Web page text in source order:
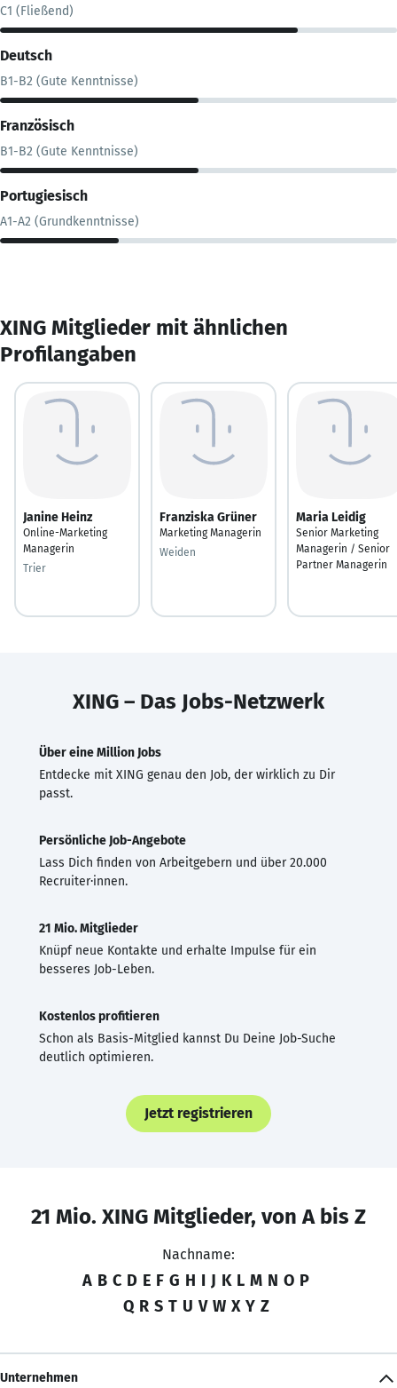
C1 (Fließend)
Deutsch
B1-B2 (Gute Kenntnisse)
Französisch
B1-B2 (Gute Kenntnisse)
Portugiesisch
A1-A2 (Grundkenntnisse)
XING Mitglieder mit ähnlichen
Profilangaben
Janine Heinz
Online-Marketing
Managerin
Trier
Franziska Grüner
Marketing Managerin
Weiden
Maria Leidig
Senior Marketing
Managerin / Senior
Partner Managerin
XING – Das Jobs-Netzwerk
Über eine Million Jobs
Entdecke mit XING genau den Job, der wirklich zu Dir
passt.
Persönliche Job-Angebote
Lass Dich finden von Arbeitgebern und über 20.000
Recruiter·innen.
21 Mio. Mitglieder
Knüpf neue Kontakte und erhalte Impulse für ein
besseres Job-Leben.
Kostenlos profitieren
Schon als Basis-Mitglied kannst Du Deine Job-Suche
deutlich optimieren.
Jetzt registrieren
21 Mio. XING Mitglieder, von A bis Z
Nachname:
A B C D E F G H I J K L M N O P
Q R S T U V W X Y Z
Unternehmen